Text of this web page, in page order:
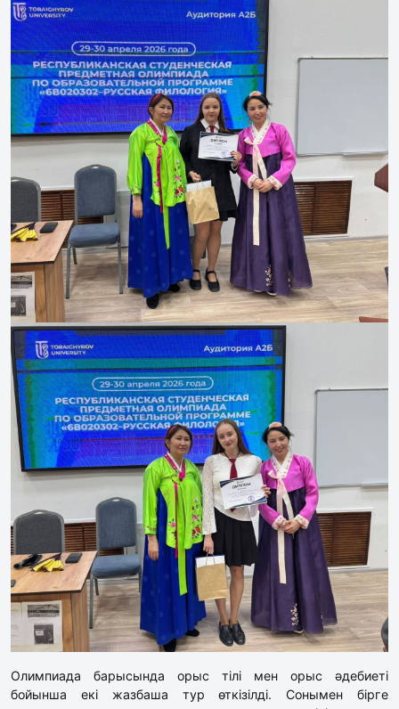
Олимпиада барысында орыс тілі мен орыс әдебиеті
бойынша екі жазбаша тур өткізілді. Сонымен бірге